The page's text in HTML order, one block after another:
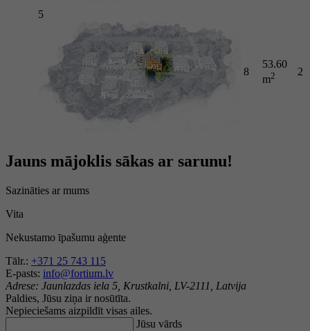
5
8
53.60
m2 2
Jauns mājoklis sākas ar sarunu!
Sazināties ar mums
Vita
Nekustamo īpašumu aģente
Tālr.: +371 25 743 115
E-pasts: info@fortium.lv
Adrese: Jaunlazdas iela 5, Krustkalni, LV-2111, Latvija
Paldies, Jūsu ziņa ir nosūtīta.
Nepieciešams aizpildīt visas ailes.
Jūsu vārds